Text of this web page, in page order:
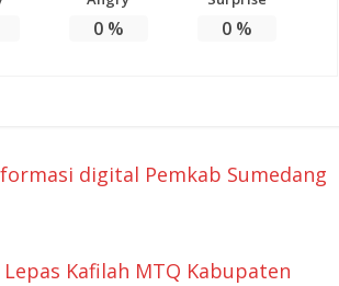
0% 0%
digital Pemkab Sumedang
Kafilah MTQ Kabupaten